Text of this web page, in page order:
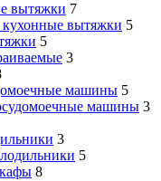
вытяжки 7
вытяжки 5
5
3
машины 5
машины 3
3
5
8